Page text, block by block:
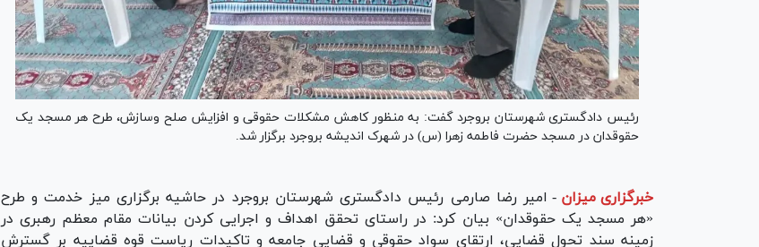
رئیس دادگستری شهرستان بروجرد گفت: به منظور کاهش مشکلات حقوقی و افزایش صلح وسازش، طرح هر مسجد یک
حقوقدان در مسجد حضرت فاطمه زهرا (س) در شهرک اندیشه بروجرد برگزار شد.
خبرگزاری میزان - امیر رضا صارمی رئیس دادگستری شهرستان بروجرد در حاشیه برگزاری میز خدمت و طرح
«هر مسجد یک حقوقدان» بیان کرد: در راستای تحقق اهداف و اجرایی کردن بیانات مقام معظم رهبری در
زمینه سند تحول قضایی، ارتقای سواد حقوقی و قضایی جامعه و تاکیدات ریاست قوه قضاییه بر گسترش